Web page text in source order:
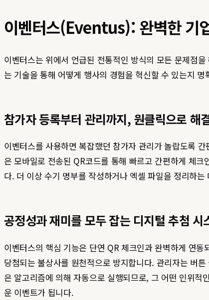
이벤터스(Eventus): 완벽한 기
이벤터스는 위에서 언급된 전통적인 방식의 모든 문제점
는 기술을 통해 어떻게 행사의 경험을 혁신할 수 있는지 명
참가자 등록부터 관리까지, 원클릭으로 해
이벤터스를 사용하면 복잡했던 참가자 관리가 놀랍도록
은 모바일로 전송된 QR코드를 통해 빠르고 간편하게 체
다. 더 이상 수기 명부를 작성하거나 엑셀 파일을 정리하
공정성과 재미를 모두 잡는 디지털 추첨 시
이벤터스의 핵심 기능은 단연 QR 체크인과 완벽하게 연
당첨되는 불상사를 원천적으로 방지합니다. 관리자는 버
은 알고리즘에 의해 자동으로 실행되므로, 그 어떤 인위
운 이벤트가 됩니다.